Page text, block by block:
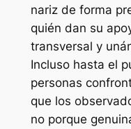
nariz de forma
quién dan su
transversal y
Incluso hasta el
personas
que los
no porque